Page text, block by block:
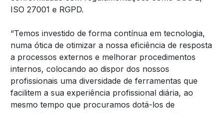
ISO 27001 e RGPD.
“Temos investido de forma contínua em tecnologia,
numa ótica de otimizar a nossa eficiência de resposta
a processos externos e melhorar procedimentos
internos, colocando ao dispor dos nossos
profissionais uma diversidade de ferramentas que
facilitem a sua experiência profissional diária, ao
mesmo tempo que procuramos dotá-los de